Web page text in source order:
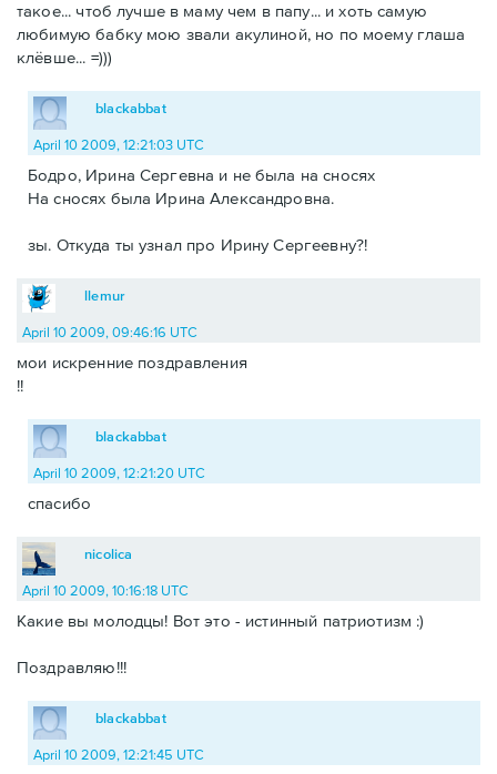
такое... чтоб лучше в маму чем в папу... и хоть самую
любимую бабку мою звали акулиной, но по моему глаша
клёвше... =)))
blackabbat
April 10 2009, 12:21:03 UTC
Бодро, Ирина Сергевна и не была на сносях
На сносях была Ирина Александровна.
зы. Откуда ты узнал про Ирину Сергеевну?!
llemur
April 10 2009, 09:46:16 UTC
мои искренние поздравления
!!
blackabbat
April 10 2009, 12:21:20 UTC
спасибо
nicolica
April 10 2009, 10:16:18 UTC
Какие вы молодцы! Вот это - истинный патриотизм :)
Поздравляю!!!
blackabbat
April 10 2009, 12:21:45 UTC